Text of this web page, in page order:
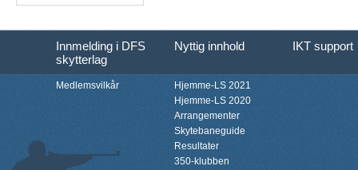
Innmelding i DFS
skytterlag
Nyttig innhold IKT support
Medlemsvilkår
Hjemme-LS 2021
Hjemme-LS 2020
Arrangementer
Skytebaneguide
Resultater
350-klubben